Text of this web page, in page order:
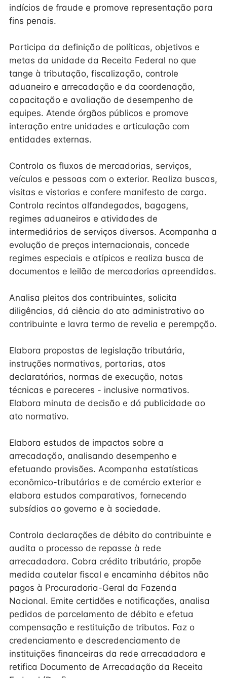
indícios de fraude e promove representação para
fins penais.
Participa da definição de políticas, objetivos e
metas da unidade da Receita Federal no que
tange à tributação, fiscalização, controle
aduaneiro e arrecadação e da coordenação,
capacitação e avaliação de desempenho de
equipes. Atende órgãos públicos e promove
interação entre unidades e articulação com
entidades externas.
Controla os fluxos de mercadorias, serviços,
veículos e pessoas com o exterior. Realiza buscas,
visitas e vistorias e confere manifesto de carga.
Controla recintos alfandegados, bagagens,
regimes aduaneiros e atividades de
intermediários de serviços diversos. Acompanha a
evolução de preços internacionais, concede
regimes especiais e atípicos e realiza busca de
documentos e leilão de mercadorias apreendidas.
Analisa pleitos dos contribuintes, solicita
diligências, dá ciência do ato administrativo ao
contribuinte e lavra termo de revelia e perempção.
Elabora propostas de legislação tributária,
instruções normativas, portarias, atos
declaratórios, normas de execução, notas
técnicas e pareceres - inclusive normativos.
Elabora minuta de decisão e dá publicidade ao
ato normativo.
Elabora estudos de impactos sobre a
arrecadação, analisando desempenho e
efetuando provisões. Acompanha estatísticas
econômico-tributárias e de comércio exterior e
elabora estudos comparativos, fornecendo
subsídios ao governo e à sociedade.
Controla declarações de débito do contribuinte e
audita o processo de repasse à rede
arrecadadora. Cobra crédito tributário, propõe
medida cautelar fiscal e encaminha débitos não
pagos à Procuradoria-Geral da Fazenda
Nacional. Emite certidões e notificações, analisa
pedidos de parcelamento de débito e efetua
compensação e restituição de tributos. Faz o
credenciamento e descredenciamento de
instituições financeiras da rede arrecadadora e
retifica Documento de Arrecadação da Receita